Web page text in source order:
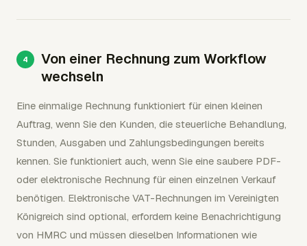
Von einer Rechnung zum Workflow
wechseln
Eine einmalige Rechnung funktioniert für einen kleinen
Auftrag, wenn Sie den Kunden, die steuerliche Behandlung,
Stunden, Ausgaben und Zahlungsbedingungen bereits
kennen. Sie funktioniert auch, wenn Sie eine saubere PDF-
oder elektronische Rechnung für einen einzelnen Verkauf
benötigen. Elektronische VAT-Rechnungen im Vereinigten
Königreich sind optional, erfordern keine Benachrichtigung
von HMRC und müssen dieselben Informationen wie